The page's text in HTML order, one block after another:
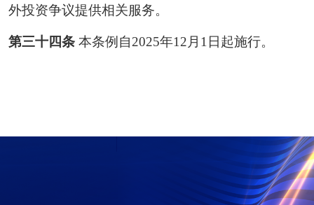
外投资争议提供相关服务。
第三十四条本条例自2025年12月1日起施行。